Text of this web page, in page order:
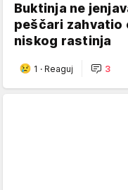
Buktinja ne
peščari zahvatio
niskog rastinja
1 · Reaguj 3